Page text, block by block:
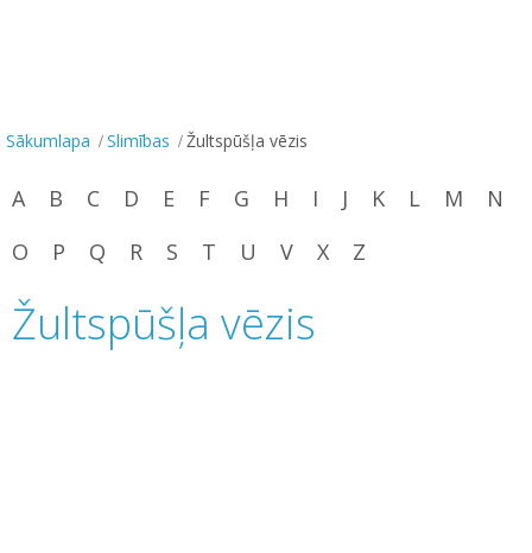
Sākumlapa Slimības Žultspūšļa vēzis
A B C D E F G H I J K L M
N
O
P Q R S T U V X Z
Žultspūšļa vēzis